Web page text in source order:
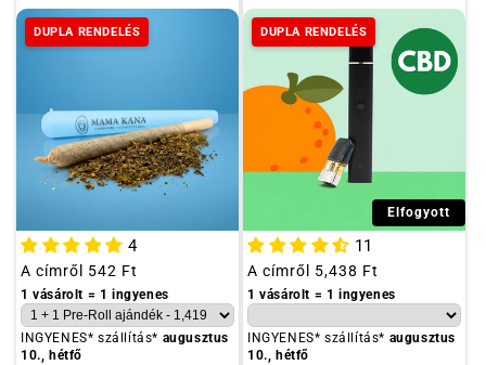
DUPLA RENDELÉS
4
Szokásos
ár
A címről 542 Ft
1 vásárolt = 1 ingyenes
INGYENES* szállítás* augusztus
10., hétfő
DUPLA RENDELÉS
Elfogyott
11
Szokásos
ár
A címről 5,438 Ft
1 vásárolt = 1 ingyenes
INGYENES* szállítás* augusztus
10., hétfő